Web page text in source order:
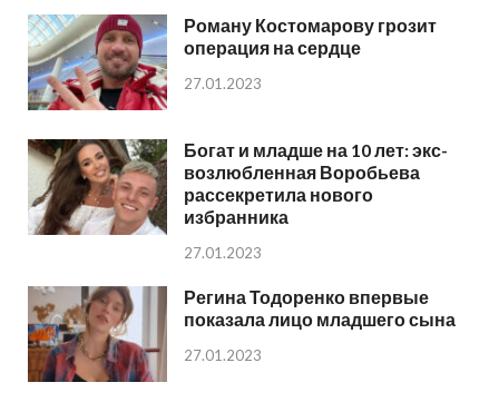
Роману Костомарову грозит
операция на сердце
27.01.2023
Богат и младше на 10 лет: экс-
возлюбленная Воробьева
рассекретила нового
избранника
27.01.2023
Регина Тодоренко впервые
показала лицо младшего сына
27.01.2023